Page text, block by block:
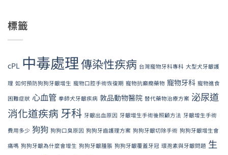
標籤
cPL 中毒處理傳染性疾病 台灣寵物牙科專科 大型犬牙齦護
理 如何預防狗狗牙齦增生 寵物口腔手術恢復期 寵物抗癲癇藥物 寵物牙科 寵物進食
困難症狀 心血管 拳師犬牙齦疾病 敦品動物醫院 替代藥物治療方案 泌尿道
消化道疾病 牙科 牙齦出血原因 牙齦增生手術後照顧方法 牙齦增生手術
費用多少 狗狗 狗狗口臭原因 狗狗牙齒護理方案 狗狗牙齦切除手術 狗狗牙齦增生會
痛嗎 狗狗牙齦為什麼會增生 狗狗牙齦腫脹 狗狗牙齦覆蓋牙冠 環孢素與牙齦問題 生